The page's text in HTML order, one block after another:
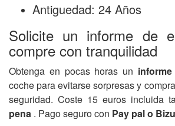
Antiguedad: 24 Años
Solicite un informe de
compre con tranquilidad
Obtenga en pocas horas un
coche para evitarse sorpresas y
seguridad. Coste 15 euros incluida
pena . Pago seguro con Pay pal o